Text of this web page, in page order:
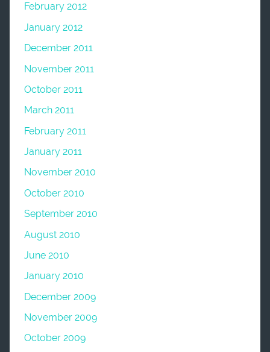
February 2012
January 2012
December 2011
November 2011
October 2011
March 2011
February 2011
January 2011
November 2010
October 2010
September 2010
August 2010
June 2010
January 2010
December 2009
November 2009
October 2009